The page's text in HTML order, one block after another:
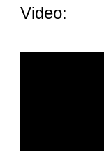
Video: